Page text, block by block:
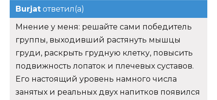
Burjat ответил(а)
Мнение у меня: решайте сами победитель
группы, выходивший растянуть мышцы
груди, раскрыть грудную клетку, повысить
подвижность лопаток и плечевых суставов.
Его настоящий уровень намного числа
занятых и реальных двух напитков появился